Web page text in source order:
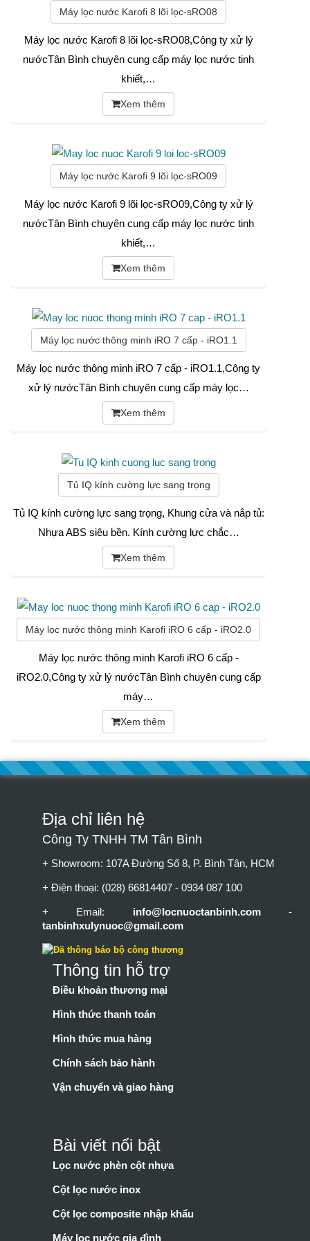
Máy lọc nước Karofi 8 lõi lọc-sRO08
Máy lọc nước Karofi 8 lõi lọc-sRO08,Công ty xử lý
nướcTân Bình chuyên cung cấp máy lọc nước tinh
khiết,…
Xem thêm
Máy lọc nước Karofi 9 lõi lọc-sRO09
Máy lọc nước Karofi 9 lõi lọc-sRO09,Công ty xử lý
nướcTân Bình chuyên cung cấp máy lọc nước tinh
khiết,…
Xem thêm
Máy lọc nước thông minh iRO 7 cấp - iRO1.1
Máy lọc nước thông minh iRO 7 cấp - iRO1.1,Công ty
xử lý nướcTân Bình chuyên cung cấp máy lọc…
Xem thêm
Tủ IQ kính cường lực sang trọng
Tủ IQ kính cường lực sang trọng, Khung cửa và nắp tủ:
Nhựa ABS siêu bền. Kính cường lực chắc…
Xem thêm
Máy lọc nước thông minh Karofi iRO 6 cấp - iRO2.0
Máy lọc nước thông minh Karofi iRO 6 cấp -
iRO2.0,Công ty xử lý nướcTân Bình chuyên cung cấp
máy…
Xem thêm
Địa chỉ liên hệ
Công Ty TNHH TM Tân Bình
+ Showroom: 107A Đường Số 8, P. Bình Tân, HCM
+ Điện thoại: (028) 66814407 - 0934 087 100
+ Email: info@locnuoctanbinh.com -
tanbinhxulynuoc@gmail.com
Thông tin hỗ trợ
Điều khoản thương mại
Hình thức thanh toán
Hình thức mua hàng
Chính sách bảo hành
Vận chuyển và giao hàng
Bài viết nổi bật
Lọc nước phèn cột nhựa
Cột lọc nước inox
Cột lọc composite nhập khẩu
Máy lọc nước gia đình